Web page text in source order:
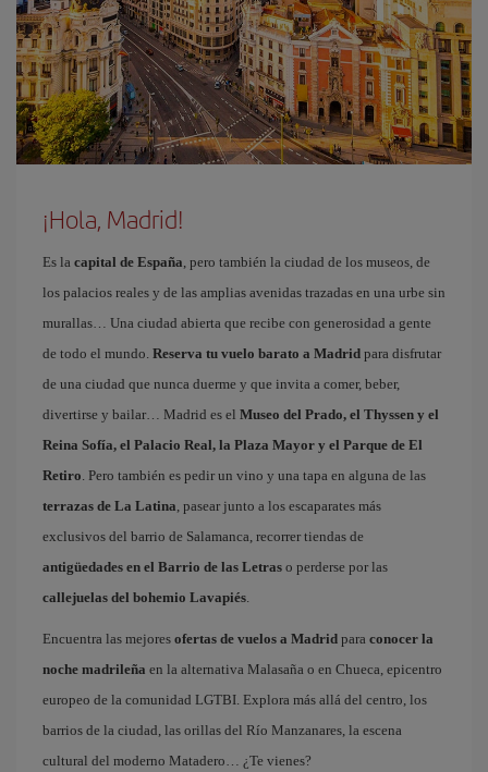
¡Hola, Madrid!
Es la capital de España , pero también la ciudad de los museos, de
los palacios reales y de las amplias avenidas trazadas en una urbe sin
murallas… Una ciudad abierta que recibe con generosidad a gente
de todo el mundo. Reserva tu vuelo barato a Madrid para disfrutar
de una ciudad que nunca duerme y que invita a comer, beber,
divertirse y bailar… Madrid es el Museo del Prado, el Thyssen y el
Reina Sofía, el Palacio Real, la Plaza Mayor y el Parque de El
Retiro . Pero también es pedir un vino y una tapa en alguna de las
terrazas de La Latina , pasear junto a los escaparates más
exclusivos del barrio de Salamanca, recorrer tiendas de
antigüedades en el Barrio de las Letras o perderse por las
callejuelas del bohemio Lavapiés
Encuentra las mejores ofertas de vuelos a Madrid para conocer la
noche madrileña en la alternativa Malasaña o en Chueca, epicentro
europeo de la comunidad LGTBI. Explora más allá del centro, los
barrios de la ciudad, las orillas del Río Manzanares, la escena
cultural del moderno Matadero… ¿Te vienes?